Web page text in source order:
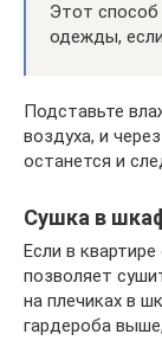
Этот способ
одежды,
Подставьте
воздуха, и
останется и
Сушка в
Если в
позволяет
на плечиках в
гардероба